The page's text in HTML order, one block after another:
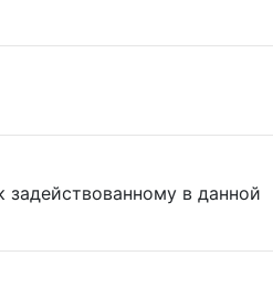
в данной